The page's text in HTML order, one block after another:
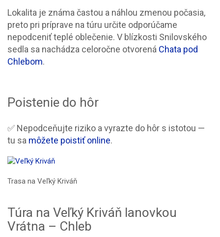
Lokalita je známa častou a náhlou zmenou počasia,
preto pri príprave na túru určite odporúčame
nepodceniť teplé oblečenie. V blízkosti Snilovského
sedla sa nachádza celoročne otvorená Chata pod
Chlebom.
Poistenie do hôr
✅ Nepodceňujte riziko a vyrazte do hôr s istotou —
tu sa môžete poistiť online.
Trasa na Veľký Kriváň
Túra na Veľký Kriváň lanovkou
Vrátna – Chleb